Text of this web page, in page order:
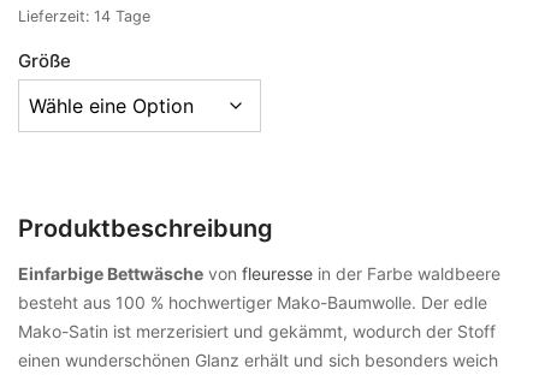
Lieferzeit: 14 Tage
Größe
Produktbeschreibung
Einfarbige Bettwäsche von fleuresse in der Farbe waldbeere
besteht aus 100 % hochwertiger Mako-Baumwolle. Der edle
Mako-Satin ist merzerisiert und gekämmt, wodurch der Stoff
einen wunderschönen Glanz erhält und sich besonders weich